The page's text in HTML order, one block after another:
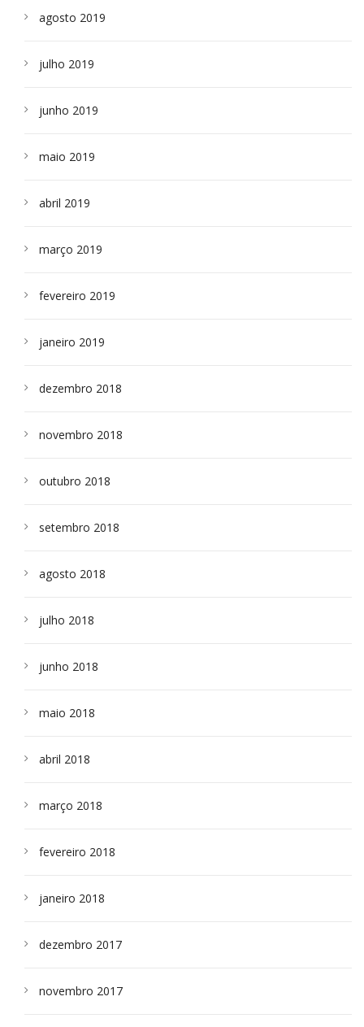
agosto 2019
julho 2019
junho 2019
maio 2019
abril 2019
março 2019
fevereiro 2019
janeiro 2019
dezembro 2018
novembro 2018
outubro 2018
setembro 2018
agosto 2018
julho 2018
junho 2018
maio 2018
abril 2018
março 2018
fevereiro 2018
janeiro 2018
dezembro 2017
novembro 2017